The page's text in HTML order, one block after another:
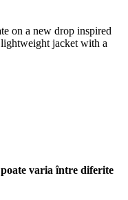
on a new drop inspired
jacket with a
varia între diferite